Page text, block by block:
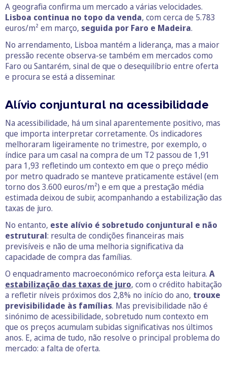
A geografia confirma um mercado a várias velocidades.
Lisboa continua no topo da venda, com cerca de 5.783
euros/m² em março, seguida por Faro e Madeira.
No arrendamento, Lisboa mantém a liderança, mas a maior
pressão recente observa-se também em mercados como
Faro ou Santarém, sinal de que o desequilíbrio entre oferta
e procura se está a disseminar.
Alívio conjuntural na acessibilidade
Na acessibilidade, há um sinal aparentemente positivo, mas
que importa interpretar corretamente. Os indicadores
melhoraram ligeiramente no trimestre, por exemplo, o
índice para um casal na compra de um T2 passou de 1,91
para 1,93 refletindo um contexto em que o preço médio
por metro quadrado se manteve praticamente estável (em
torno dos 3.600 euros/m²) e em que a prestação média
estimada deixou de subir, acompanhando a estabilização das
taxas de juro.
No entanto, este alívio é sobretudo conjuntural e não
estrutural: resulta de condições financeiras mais
previsíveis e não de uma melhoria significativa da
capacidade de compra das famílias.
O enquadramento macroeconómico reforça esta leitura. A
estabilização das taxas de juro, com o crédito habitação
a refletir níveis próximos dos 2,8% no início do ano, trouxe
previsibilidade às famílias. Mas previsibilidade não é
sinónimo de acessibilidade, sobretudo num contexto em
que os preços acumulam subidas significativas nos últimos
anos. E, acima de tudo, não resolve o principal problema do
mercado: a falta de oferta.